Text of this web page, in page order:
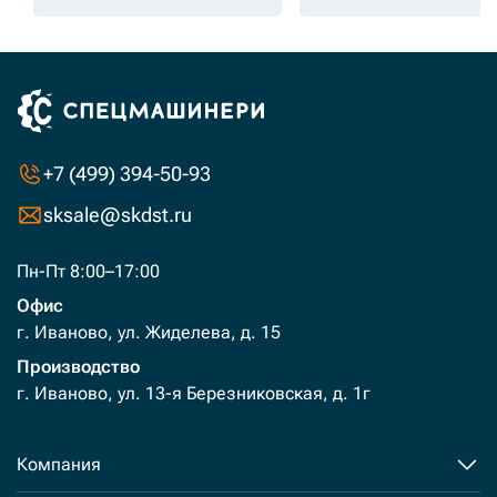
+7 (499) 394-50-93
sksale@skdst.ru
Пн-Пт 8:00–17:00
Офис
г. Иваново, ул. Жиделева, д. 15
Производство
г. Иваново, ул. 13-я Березниковская, д. 1г
Компания